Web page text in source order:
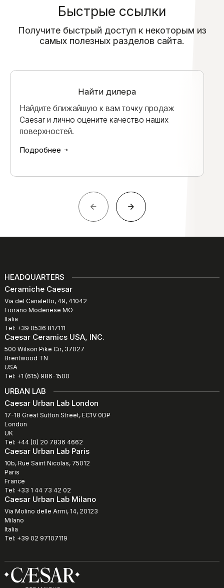
Быстрые ссылки
Получите быстрый доступ к некоторым из
самых полезных разделов сайта.
Найти дилера
Найдите ближайшую к вам точку продаж
Caesar и лично оцените качество наших
поверхностей.
Подробнее
HEADQUARTERS
Ceramiche Caesar
Via del Canaletto, 49, 41042
Fiorano Modenese MO
Italia
Tel: +39 0536 817111
Caesar Ceramics USA, INC.
500 Wilson Pike Cir, 37027
Brentwood TN
USA
Tel: +1 (615) 986-1500
URBAN LAB
Caesar Urban Lab London
17-18 Great Sutton Street, EC1V 0DP
London
UK
Tel: +44 (0) 20 7836 4662
Caesar Urban Lab Paris
10b, Rue Saint Nicolas, 75012
Paris
France
Tel: +33 1 44 73 42 02
Caesar Urban Lab Milano
Via Molino delle Armi, 14, 20123
Milano
Italia
Tel: +39 02 97107119